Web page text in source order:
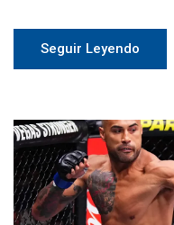
Seguir Leyendo